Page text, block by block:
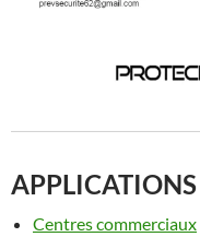
APPLICATIONS
Centres commerciaux